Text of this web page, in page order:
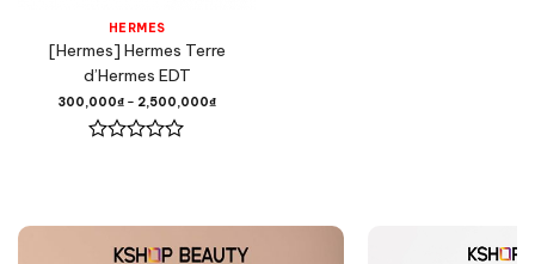
HERMES
[Hermes] Hermes Terre
d’Hermes EDT
300,000₫– 2,500,000₫
sao